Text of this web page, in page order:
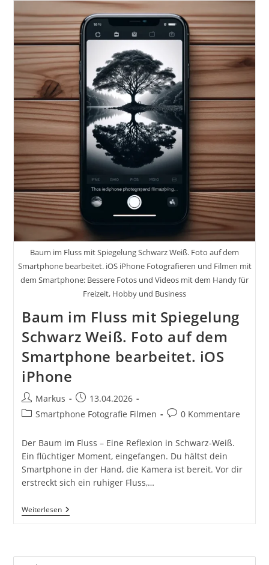
Plätzen
Entfernen
Oder
Wasser
Wie
Milch
Wirken
Lassen
Oder
Autos
Auf
Der
Strasse
Wo
Lichter
Streifen
Werden
Baum im Fluss mit Spiegelung Schwarz Weiß. Foto auf dem
Smartphone bearbeitet. iOS iPhone Fotografieren und Filmen mit
dem Smartphone: Bessere Fotos und Videos mit dem Handy für
Freizeit, Hobby und Business
Baum im Fluss mit Spiegelung
Schwarz Weiß. Foto auf dem
Smartphone bearbeitet. iOS
iPhone
Beitrags-
Autor:
Markus
Beitrag
veröffentlicht:
13.04.2026
Beitrags-
Smartphone Fotografie Filmen
Beitrags-
0 Kommentare
Der Baum im Fluss – Eine Reflexion in Schwarz-Weiß.
Ein flüchtiger Moment, eingefangen. Du hältst dein
Smartphone in der Hand, die Kamera ist bereit. Vor dir
erstreckt sich ein ruhiger Fluss,…
WeiterlesenBaum
Im
Schwarz